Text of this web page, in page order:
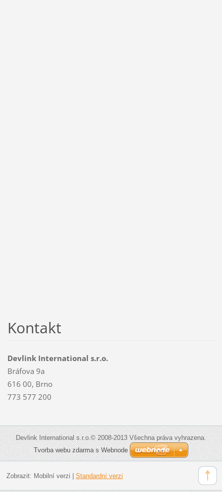
Kontakt
Devlink International s.r.o.
Bráfova 9a
616 00, Brno
773 577 200
Devlink International s.r.o.© 2008-2013 Všechna práva vyhrazena.
Tvorba webu zdarma s Webnode
Zobrazit: Mobilní verzi Standardní verzi